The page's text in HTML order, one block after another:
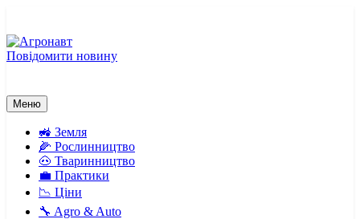
вмісту
Повідомити новину
Меню
🚜 Земля
🌽 Рослинництво
🐽 Тваринництво
💼 Практики
📉 Ціни
🔧 Agro & Auto